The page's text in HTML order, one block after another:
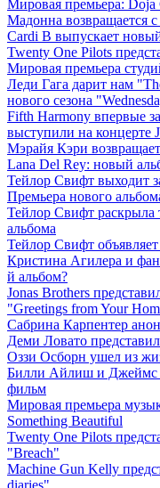
Мировая премьера:
Мадонна возвращается
Cardi B выпускает
Twenty One Pilots
Мировая премьера
Леди Гага дарит нам
нового сезона
Fifth Harmony впервые
выступили на концерте
Мэрайя Кэри
Lana Del Rey: новый
Тейлор Свифт выходит
Премьера нового
Тейлор Свифт раскрыла
альбома
Тейлор Свифт
Кристина Агилера и
й альбом?
Jonas Brothers
"Greetings from Your
Сабрина Карпентер
Деми Ловато
Оззи Осборн ушел из
Билли Айлиш и Джеймс
фильм
Мировая премьера
Something Beautiful
Twenty One Pilots
"Breach"
Machine Gun Kelly
diaries"